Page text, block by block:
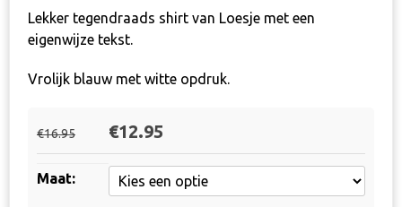
Lekker tegendraads shirt van Loesje met een
eigenwijze tekst.
Vrolijk blauw met witte opdruk.
€16.95
Oorspronkelijke
prijs
was:
€16.95.
€12.95
prijs
is:
€12.95.
Maat